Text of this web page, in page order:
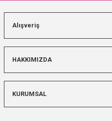
Alışveriş
HAKKIMIZDA
KURUMSAL